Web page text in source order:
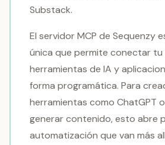
Substack.
El servidor MCP de Sequenzy
única que permite conectar
herramientas de IA y
forma programática. Para
herramientas como ChatGPT
generar contenido, esto abre
automatización que van más